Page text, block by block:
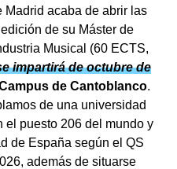
Madrid acaba de abrir las
de su Máster de
Musical (60 ECTS,
impartirá de octubre de
de Cantoblanco.
de una universidad
el puesto 206 del mundo y
de España según el QS
además de situarse